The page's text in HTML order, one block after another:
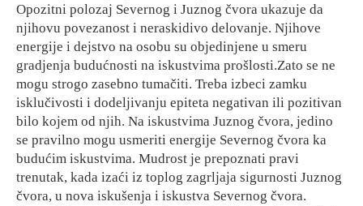
Opozitni polozaj Severnog i Juznog čvora ukazuje da
njihovu povezanost i neraskidivo delovanje. Njihove
energije i dejstvo na osobu su objedinjene u smeru
gradjenja budućnosti na iskustvima prošlosti.Zato se ne
mogu strogo zasebno tumačiti. Treba izbeci zamku
isklučivosti i dodeljivanju epiteta negativan ili pozitivan
bilo kojem od njih. Na iskustvima Juznog čvora, jedino
se pravilno mogu usmeriti energije Severnog čvora ka
budućim iskustvima. Mudrost je prepoznati pravi
trenutak, kada izaći iz toplog zagrljaja sigurnosti Juznog
čvora, u nova iskušenja i iskustva Severnog čvora.